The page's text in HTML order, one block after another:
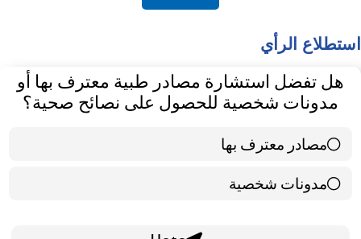
استطلاع الرأي
هل تفضل استشارة مصادر طبية معترف بها أو
مدونات شخصية للحصول على نصائح صحية؟
مصادر معترف بها
39 ( 65 % )
مدونات شخصية
21 ( 35 % )